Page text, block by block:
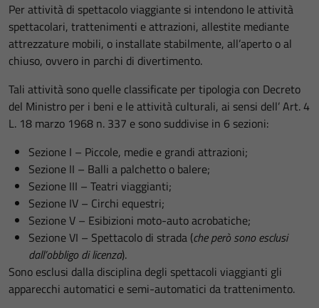
Per attività di spettacolo viaggiante si intendono le attività
spettacolari, trattenimenti e attrazioni, allestite mediante
attrezzature mobili, o installate stabilmente, all’aperto o al
chiuso, ovvero in parchi di divertimento.
Tali attività sono quelle classificate per tipologia con Decreto
del Ministro per i beni e le attività culturali, ai sensi dell’ Art. 4
L. 18 marzo 1968 n. 337 e sono suddivise in 6 sezioni:
Sezione I – Piccole, medie e grandi attrazioni;
Sezione II – Balli a palchetto o balere;
Sezione III – Teatri viaggianti;
Sezione IV – Circhi equestri;
Sezione V – Esibizioni moto-auto acrobatiche;
Sezione VI – Spettacolo di strada (che però sono esclusi
dall’obbligo di licenza).
Sono esclusi dalla disciplina degli spettacoli viaggianti gli
apparecchi automatici e semi-automatici da trattenimento.